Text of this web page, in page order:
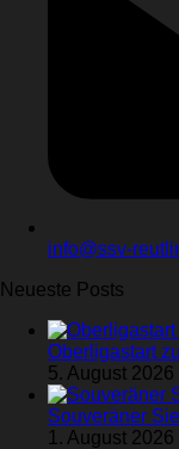
info@ssv-
Neueste Posts
Oberligastart
5. August 2026
Souveräner
1. August 2026